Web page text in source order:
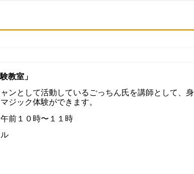
教室」
ンとして活動しているごっちん氏を講師として、
ジック体験ができます。
前１０時〜１１ 時